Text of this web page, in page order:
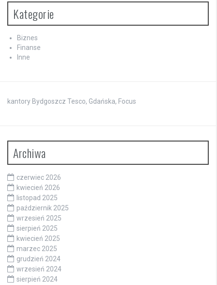
Kategorie
Biznes
Finanse
Inne
kantory Bydgoszcz Tesco, Gdańska, Focus
Archiwa
czerwiec 2026
kwiecień 2026
listopad 2025
październik 2025
wrzesień 2025
sierpień 2025
kwiecień 2025
marzec 2025
grudzień 2024
wrzesień 2024
sierpień 2024